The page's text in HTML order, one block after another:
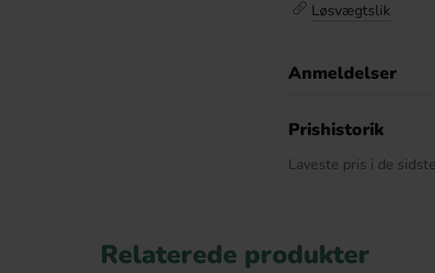
Løsvægtslik
Anmeldelser
Prishistorik
Laveste pris i de
Relaterede produkter